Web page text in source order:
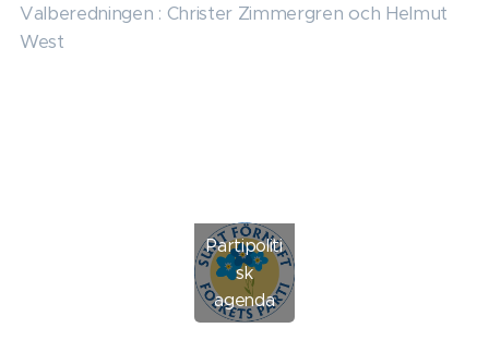
Valberedningen : Christer Zimmergren och Helmut
West
Partipoliti
sk
agenda